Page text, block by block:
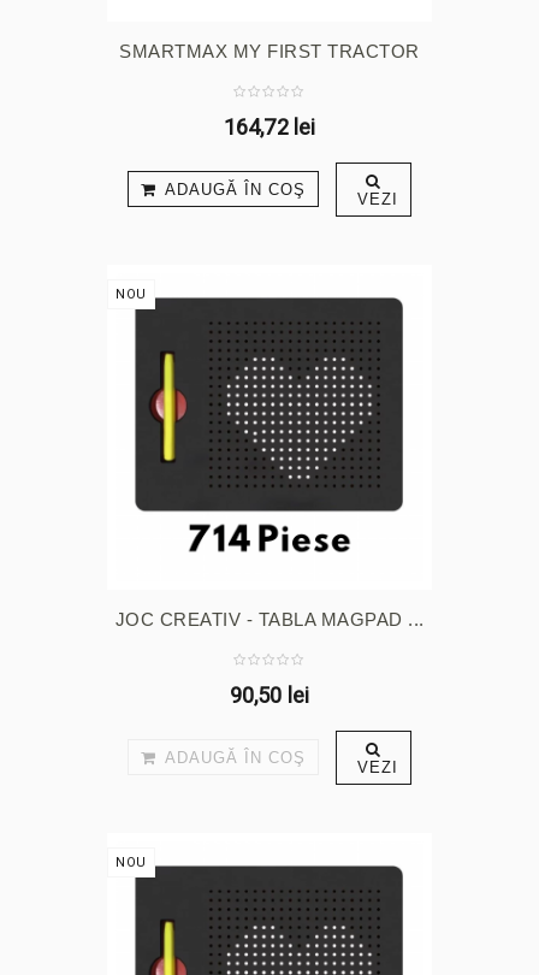
SMARTMAX MY FIRST TRACTOR
164,72 lei
ADAUGĂ ÎN COŞ VEZI
NOU
JOC CREATIV - TABLA MAGPAD ...
90,50 lei
ADAUGĂ ÎN COŞ VEZI
NOU